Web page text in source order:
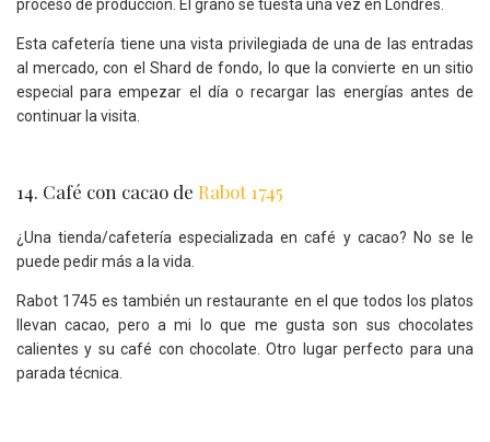
proceso de producción. El grano se tuesta una vez en Londres.
Esta cafetería tiene una vista privilegiada de una de las entradas
al mercado, con el Shard de fondo, lo que la convierte en un sitio
especial para empezar el día o recargar las energías antes de
continuar la visita.
14. Café con cacao de Rabot 1745
¿Una tienda/cafetería especializada en café y cacao? No se le
puede pedir más a la vida.
Rabot 1745 es también un restaurante en el que todos los platos
llevan cacao, pero a mi lo que me gusta son sus chocolates
calientes y su café con chocolate. Otro lugar perfecto para una
parada técnica.